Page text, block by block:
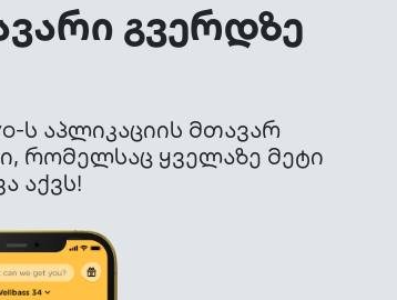
გვერდზე
ს აპლიკაციის მთავარ
რომელსაც ყველაზე მეტი
აქვს!